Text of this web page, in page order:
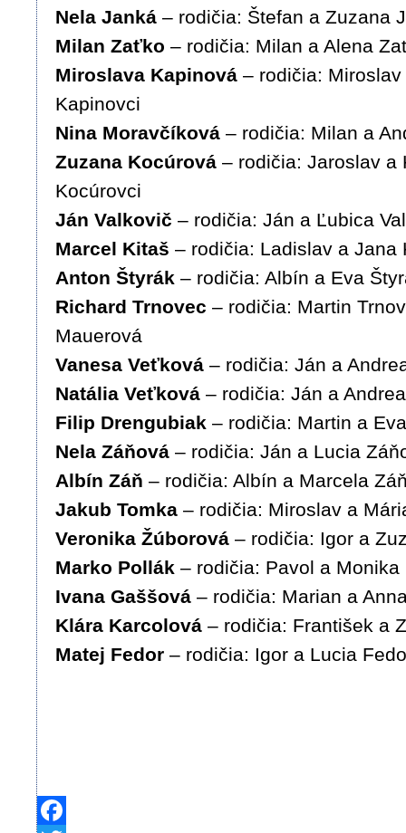
Nela Janká – rodičia: Štefan a Zuzana
Milan Zaťko – rodičia: Milan a Alena
Miroslava Kapinová – rodičia:
Kapinovci
Nina Moravčíková – rodičia: Milan a
Zuzana Kocúrová – rodičia: Jaroslav a
Kocúrovci
Ján Valkovič – rodičia: Ján a Ľubica
Marcel Kitaš – rodičia: Ladislav a Jana
Anton Štyrák – rodičia: Albín a Eva
Richard Trnovec – rodičia: Martin
Mauerová
Vanesa Veťková – rodičia: Ján a
Natália Veťková – rodičia: Ján a
Filip Drengubiak – rodičia: Martin a
Nela Záňová – rodičia: Ján a Lucia
Albín Záň – rodičia: Albín a Marcela
Jakub Tomka – rodičia: Miroslav a
Veronika Žúborová – rodičia: Igor a
Marko Pollák – rodičia: Pavol a Monika
Ivana Gaššová – rodičia: Marian a
Klára Karcolová – rodičia: František a
Matej Fedor – rodičia: Igor a Lucia